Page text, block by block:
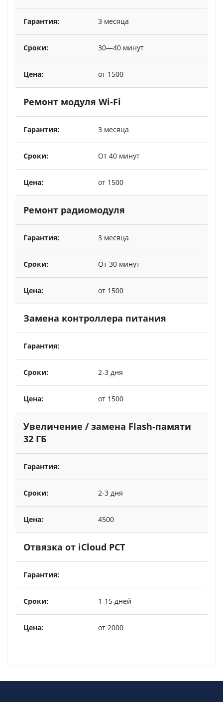
3 месяца
30—40 минут
от 1500
Ремонт модуля Wi-Fi
3 месяца
От 40 минут
от 1500
Ремонт радиомодуля
3 месяца
От 30 минут
от 1500
Замена контроллера питания
2-3 дня
от 1500
Увеличение / замена Flash-памяти
32 ГБ
2-3 дня
4500
Отвязка от iCloud РСТ
1-15 дней
от 2000